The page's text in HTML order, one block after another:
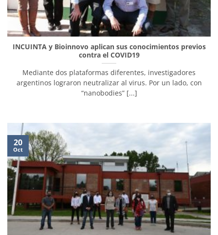
INCUINTA y Bioinnovo aplican sus conocimientos previos
contra el COVID19
Mediante dos plataformas diferentes, investigadores
argentinos lograron neutralizar al virus. Por un lado, con
“nanobodies” [...]
20
Oct